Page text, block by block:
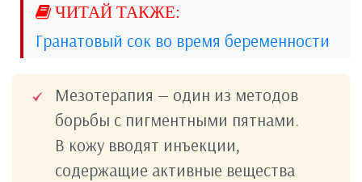
Гранатовый сок во время беременности
Мезотерапия — один из методов
борьбы с пигментными пятнами.
В кожу вводят инъекции,
содержащие активные вещества